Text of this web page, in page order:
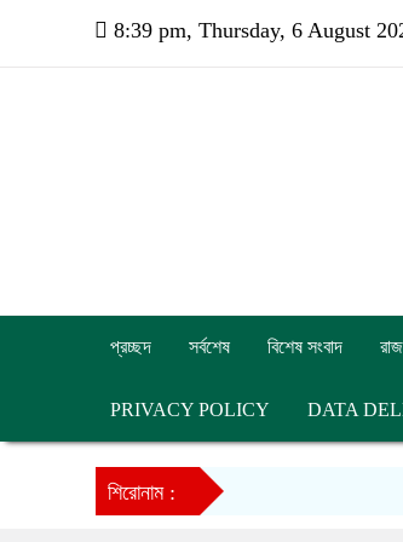
8:39 pm, Thursday, 6 August
প্রচ্ছদ সর্বশেষ বিশেষ সংবাদ
PRIVACY POLICY DATA
শিরোনাম :